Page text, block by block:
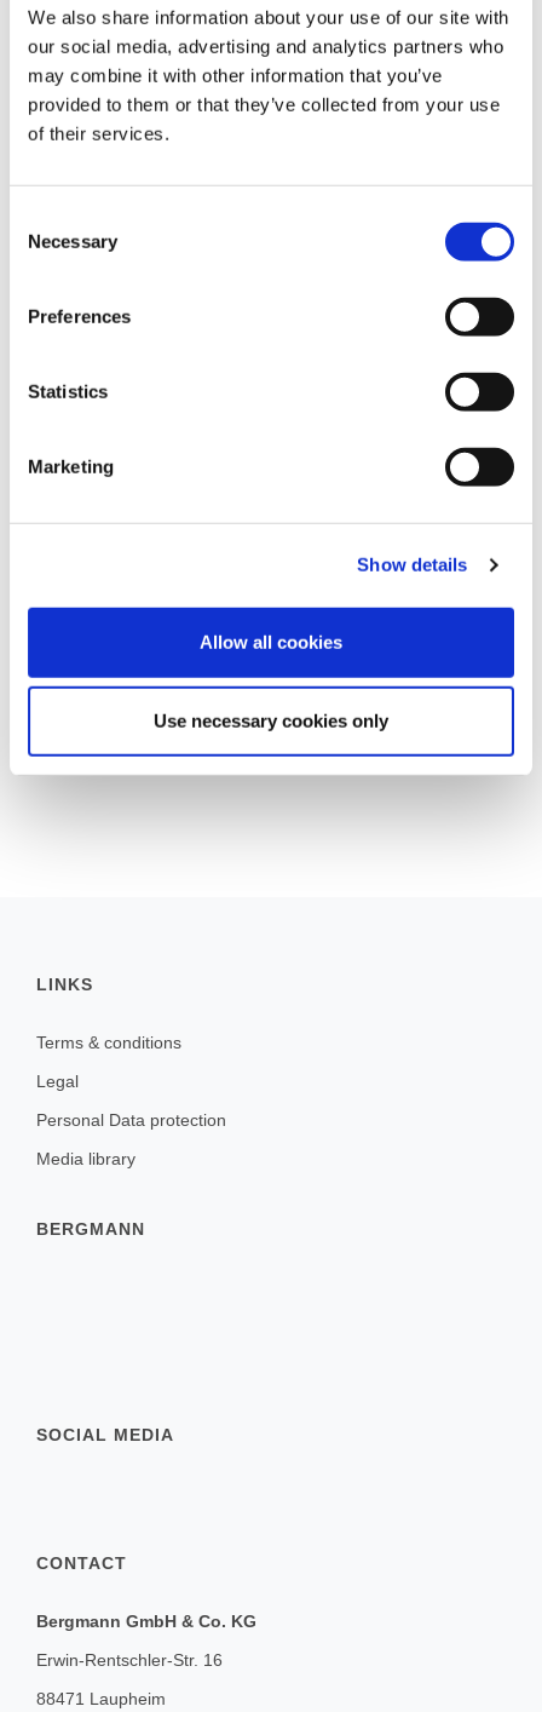
We also share information about your use of our site with
our social media, advertising and analytics partners who
may combine it with other information that you’ve
provided to them or that they’ve collected from your use
of their services.
Selection
Necessary
Preferences
Statistics
Marketing
Show details
Allow all cookies
Use necessary cookies only
LINKS
Terms & conditions
Legal
Personal Data protection
Media library
BERGMANN
SOCIAL MEDIA
CONTACT
Bergmann GmbH & Co. KG
Erwin-Rentschler-Str. 16
88471 Laupheim